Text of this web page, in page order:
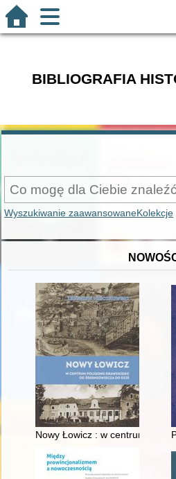
BIBLIOGRAFIA
Wyszukiwanie zaawansowaneKolekcje
Nowy Łowicz : w centrum